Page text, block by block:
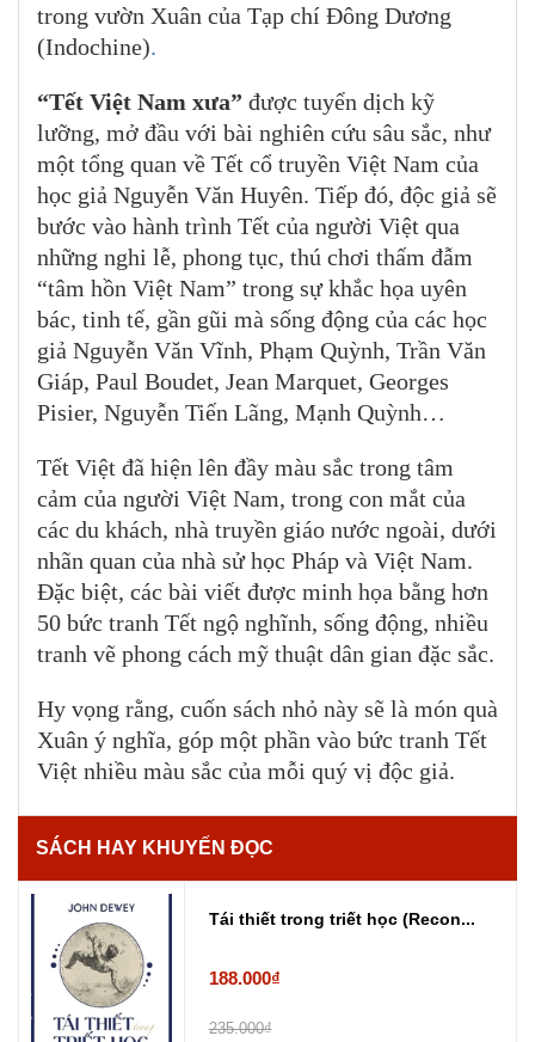
trong vườn Xuân của Tạp chí Đông Dương
(Indochine).
“Tết Việt Nam xưa” được tuyển dịch kỹ
lưỡng, mở đầu với bài nghiên cứu sâu sắc, như
một tổng quan về Tết cổ truyền Việt Nam của
học giả Nguyễn Văn Huyên. Tiếp đó, độc giả sẽ
bước vào hành trình Tết của người Việt qua
những nghi lễ, phong tục, thú chơi thấm đẫm
“tâm hồn Việt Nam” trong sự khắc họa uyên
bác, tinh tế, gần gũi mà sống động của các học
giả Nguyễn Văn Vĩnh, Phạm Quỳnh, Trần Văn
Giáp, Paul Boudet, Jean Marquet, Georges
Pisier, Nguyễn Tiến Lãng, Mạnh Quỳnh…
Tết Việt đã hiện lên đầy màu sắc trong tâm
cảm của người Việt Nam, trong con mắt của
các du khách, nhà truyền giáo nước ngoài, dưới
nhãn quan của nhà sử học Pháp và Việt Nam.
Đặc biệt, các bài viết được minh họa bằng hơn
50 bức tranh Tết ngộ nghĩnh, sống động, nhiều
tranh vẽ phong cách mỹ thuật dân gian đặc sắc.
Hy vọng rằng, cuốn sách nhỏ này sẽ là món quà
Xuân ý nghĩa, góp một phần vào bức tranh Tết
Việt nhiều màu sắc của mỗi quý vị độc giả.
SÁCH HAY KHUYẾN ĐỌC
Tái thiết trong triết học (Recon...
188.000₫
235.000₫